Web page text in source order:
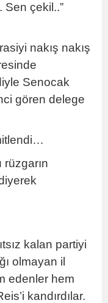
Sen çekil..”
nakış nakış
Senocak
gören delege
kalan partiyi
olmayan il
edenler hem
kandırdılar.